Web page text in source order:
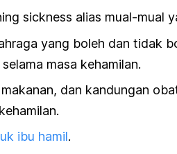
sickness alias mual-mual
yang boleh dan tidak
masa kehamilan.
dan kandungan
ibu hamil.